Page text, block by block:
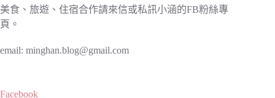
美食、旅遊、住宿合作請來信或私訊小涵的FB粉絲專
頁。
email: minghan.blog@gmail.com
Facebook